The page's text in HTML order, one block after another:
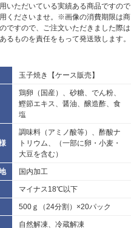
いただいている実績ある商品ですので
くださいませ。※画像の消費期限は商
ですので、ご注文いただきました際は
るものを責任をもって発送致します。
玉子焼き【ケース販売】
鶏卵（国産）、砂糖、でん粉、
鰹節エキス、醤油、醸造酢、食
塩
調味料（アミノ酸等）、酢酸ナ
トリウム、（一部に卵・小麦・
大豆を含む）
国内加工
マイナス18℃以下
500ｇ（24分割）×20パック
自然解凍、冷蔵解凍